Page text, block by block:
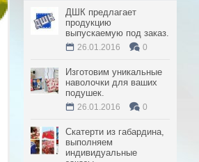
ДШК предлагает
продукцию
выпускаемую под заказ.
26.01.2016 0
Изготовим уникальные
наволочки для ваших
подушек.
26.01.2016 0
Скатерти из габардина,
выполняем
индивидуальные